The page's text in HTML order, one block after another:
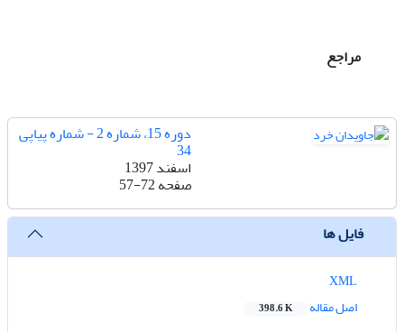
مراجع
دوره 15، شماره 2 - شماره پیاپی
34
اسفند 1397
صفحه57-72
فایل ها
اصل مقاله
398.6 K